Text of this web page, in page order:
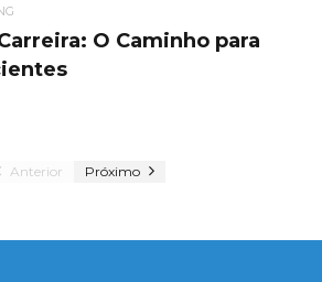
O Caminho para
Anterior Próximo